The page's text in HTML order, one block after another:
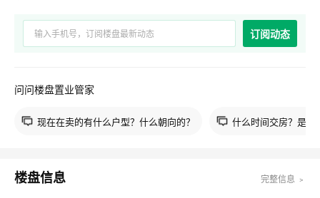
庄园的位置在塞北管理区东大门管理处小别列村。了解项目更
多信息请拨打400电话免费咨询。
订阅动态
问问楼盘置业管家
现在在卖的有什么户型？什么朝向的？ 什么时间交房？是现
楼盘信息 完整信息 ﹥